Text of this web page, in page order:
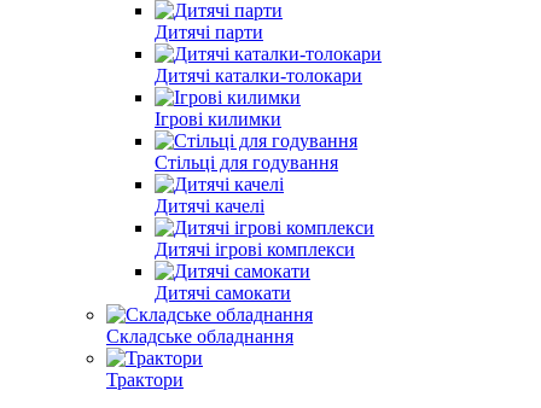
Дитячі парти
Дитячі каталки-толокари
Ігрові килимки
Стільці для годування
Дитячі качелі
Дитячі ігрові комплекси
Дитячі самокати
Складське обладнання
Трактори